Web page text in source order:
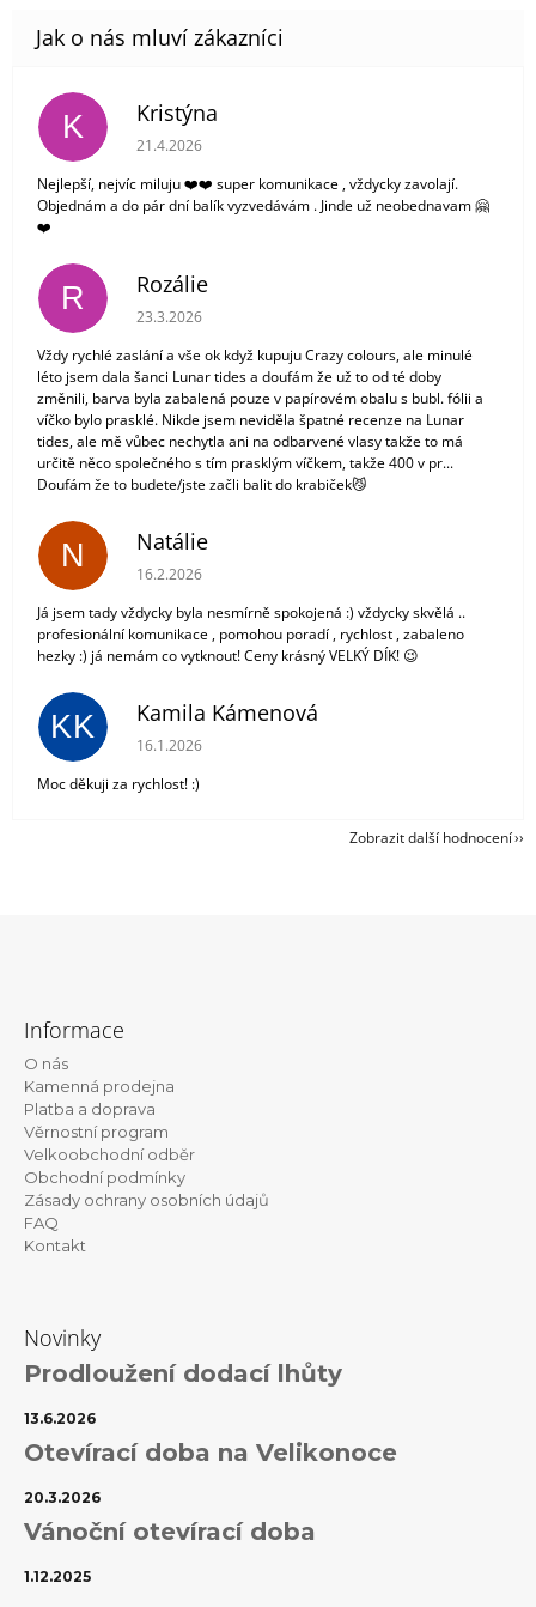
K Kristýna
Hodnocení obchodu je 5 z 5 hvězdiček.
21.4.2026
Nejlepší, nejvíc miluju ❤️❤️ super komunikace , vždycky zavolají.
Objednám a do pár dní balík vyzvedávám . Jinde už neobednavam 🤗
❤️
R Rozálie
Hodnocení obchodu je 3 z 5 hvězdiček.
23.3.2026
Vždy rychlé zaslání a vše ok když kupuju Crazy colours, ale minulé
léto jsem dala šanci Lunar tides a doufám že už to od té doby
změnili, barva byla zabalená pouze v papírovém obalu s bubl. fólii a
víčko bylo prasklé. Nikde jsem neviděla špatné recenze na Lunar
tides, ale mě vůbec nechytla ani na odbarvené vlasy takže to má
určitě něco společného s tím prasklým víčkem, takže 400 v pr...
Doufám že to budete/jste začli balit do krabiček😼
N Natálie
Hodnocení obchodu je 5 z 5 hvězdiček.
16.2.2026
Já jsem tady vždycky byla nesmírně spokojená :) vždycky skvělá ..
profesionální komunikace , pomohou poradí , rychlost , zabaleno
hezky :) já nemám co vytknout! Ceny krásný VELKÝ DÍK! 😉
KK Kamila Kámenová
Hodnocení obchodu je 5 z 5 hvězdiček.
16.1.2026
Moc děkuji za rychlost! :)
Zobrazit další hodnocení
Informace
O nás
Kamenná prodejna
Platba a doprava
Věrnostní program
Velkoobchodní odběr
Obchodní podmínky
Zásady ochrany osobních údajů
FAQ
Kontakt
Novinky
Prodloužení dodací lhůty
13.6.2026
Otevírací doba na Velikonoce
20.3.2026
Vánoční otevírací doba
1.12.2025